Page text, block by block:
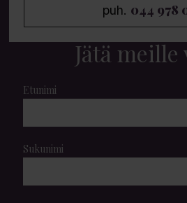
puh. 044 978
Jätä meille
Etunimi
Sukunimi